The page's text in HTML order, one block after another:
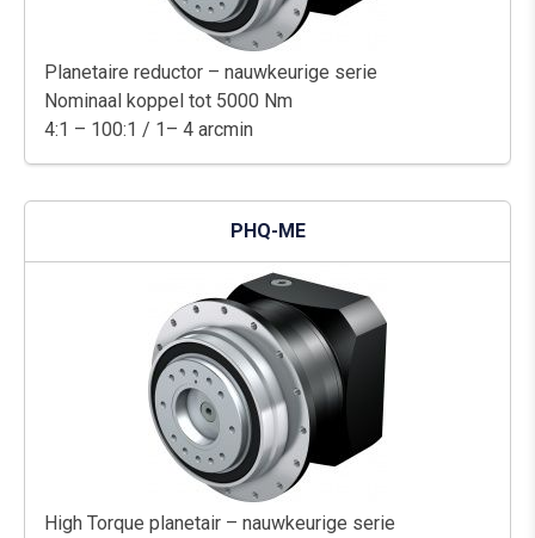
Planetaire reductor – nauwkeurige serie
Nominaal koppel tot 5000 Nm
4:1 – 100:1 / 1– 4 arcmin
PHQ-ME
High Torque planetair – nauwkeurige serie